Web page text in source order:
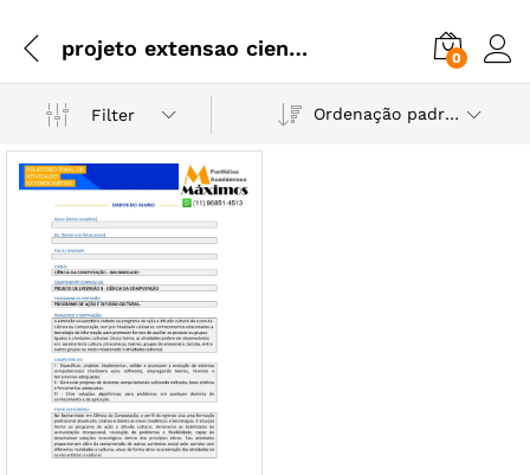
projeto extensao ciencia da computação 0
Filter Ordenação padrão